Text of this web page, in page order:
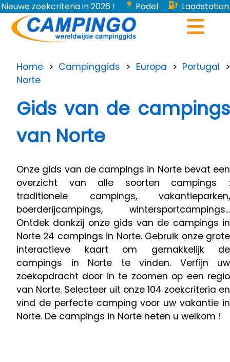
Nieuwe zoekcriteria in 2026 ! Padel
Laadstation
voor elektrische voertuigen...
Home > Campinggids > Europa > Portugal >
Norte
Gids van de campings
van Norte
Onze gids van de campings in Norte bevat een
overzicht van alle soorten campings :
traditionele campings, vakantieparken,
boerderijcampings, wintersportcampings...
Ontdek dankzij onze gids van de campings in
Norte 24 campings in Norte. Gebruik onze grote
interactieve kaart om gemakkelijk de
campings in Norte te vinden. Verfijn uw
zoekopdracht door in te zoomen op een regio
van Norte. Selecteer uit onze 104 zoekcriteria en
vind de perfecte camping voor uw vakantie in
Norte. De campings in Norte heten u welkom !